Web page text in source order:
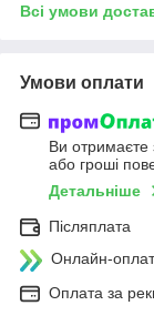
Всі умови
Умови оплати
Ви отримаєте
або гроші
Детальніше
Післяплата
Онлайн-
Оплата за